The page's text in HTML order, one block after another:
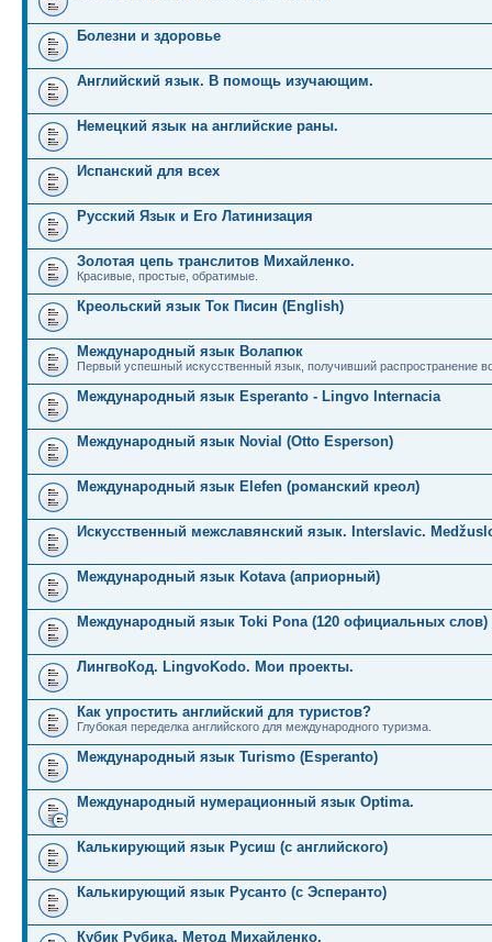
Болезни и здоровье
Английский язык. В помощь изучающим.
Немецкий язык на английские раны.
Испанский для всех
Русский Язык и Его Латинизация
Золотая цепь транслитов Михайленко.
Красивые, простые, обратимые.
Креольский язык Ток Писин (English)
Международный язык Волапюк
Первый успешный искусственный язык, получивший распространение
Международный язык Esperanto - Lingvo Internacia
Международный язык Novial (Otto Esperson)
Международный язык Elefen (романский креол)
Искусственный межславянский язык. Interslavic.
Международный язык Kotava (априорный)
Международный язык Toki Pona (120 официальных слов)
ЛингвоКод. LingvoKodo. Мои проекты.
Как упростить английский для туристов?
Глубокая переделка английского для международного туризма.
Международный язык Turismo (Esperanto)
Международный нумерационный язык Optima.
Калькирующий язык Русиш (с английского)
Калькирующий язык Русанто (с Эсперанто)
Кубик Рубика. Метод Михайленко.